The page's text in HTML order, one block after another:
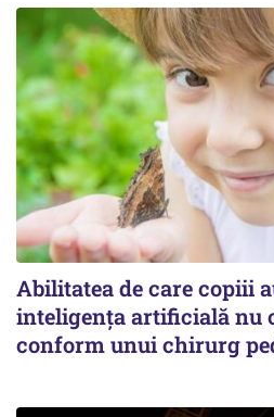
Abilitatea de care copiii
inteligența artificială nu
conform unui chirurg